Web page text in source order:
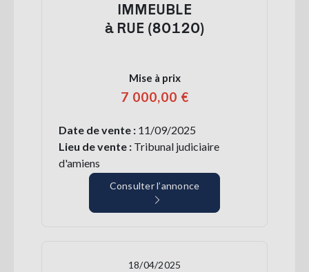
IMMEUBLE
à RUE (80120)
Mise à prix
7 000,00 €
Date de vente : 11/09/2025
Lieu de vente : Tribunal judiciaire
d'amiens
Consulter l’annonce
18/04/2025